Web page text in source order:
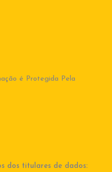
é Protegida Pela
dos titulares de dados: